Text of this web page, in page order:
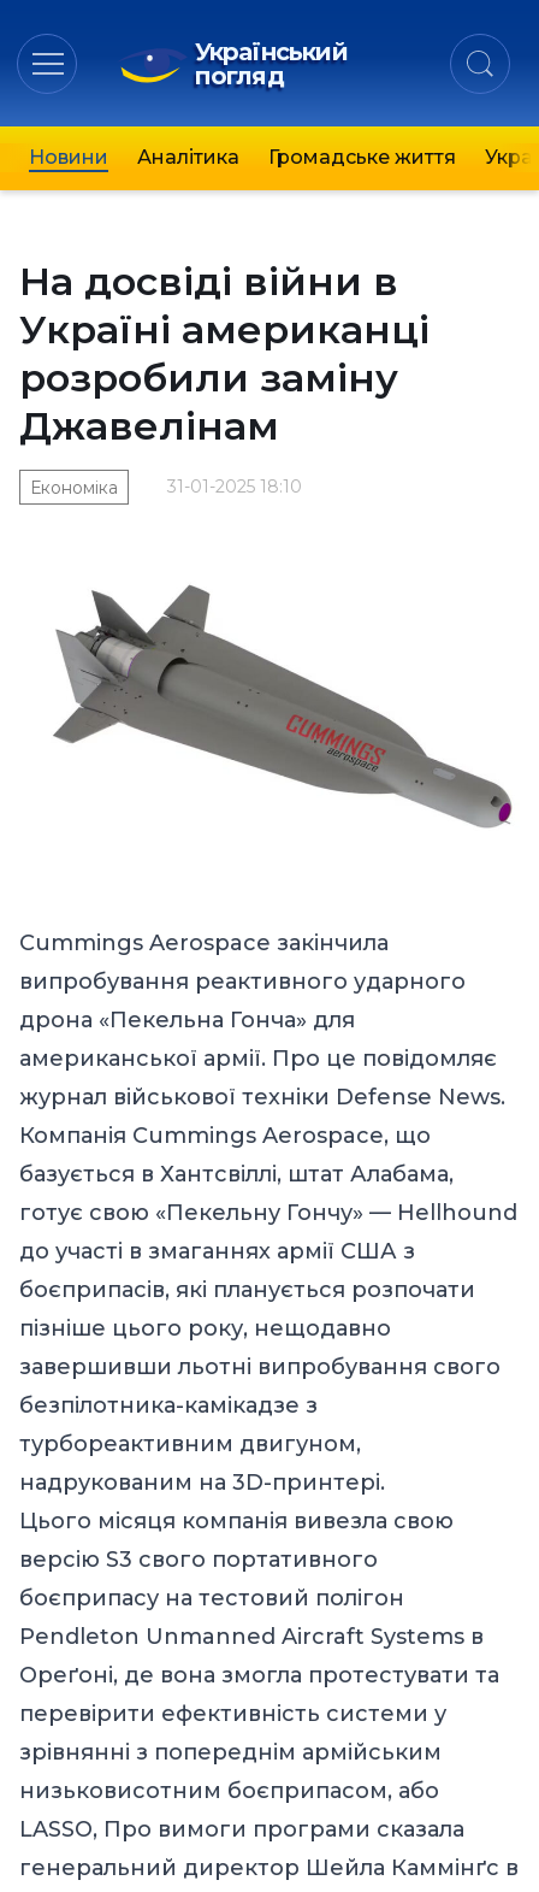
Український
погляд
Новини Аналітика Громадське життя
На досвіді війни в
Україні американці
розробили заміну
Джавелінам
31-01-2025 18:10
Економіка
Cummings Aerospace закінчила
випробування реактивного ударного
дрона «Пекельна Гонча» для
американської армії. Про це повідомляє
журнал військової техніки Defense News.
Компанія Cummings Aerospace, що
базується в Хантсвіллі, штат Алабама,
готує свою «Пекельну Гончу» — Hellhound
до участі в змаганнях армії США з
боєприпасів, які планується розпочати
пізніше цього року, нещодавно
завершивши льотні випробування свого
безпілотника-камікадзе з
турбореактивним двигуном,
надрукованим на 3D-принтері.
Цього місяця компанія вивезла свою
версію S3 свого портативного
боєприпасу на тестовий полігон
Pendleton Unmanned Aircraft Systems в
Ореґоні, де вона змогла протестувати та
перевірити ефективність системи у
зрівнянні з попереднім армійським
низьковисотним боєприпасом, або
LASSO, Про вимоги програми сказала
генеральний директор Шейла Каммінґс в